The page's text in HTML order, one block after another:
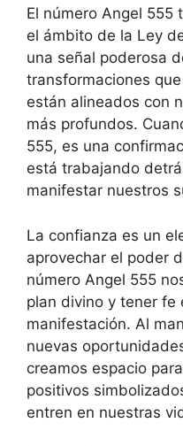
El número Angel 555
el ámbito de la Ley
una señal poderosa
transformaciones
están alineados con
más profundos.
555, es una
está trabajando
manifestar nuestros
La confianza es un
aprovechar el poder
número Angel 555
plan divino y tener fe
manifestación. Al
nuevas
creamos espacio
positivos
entren en nuestras